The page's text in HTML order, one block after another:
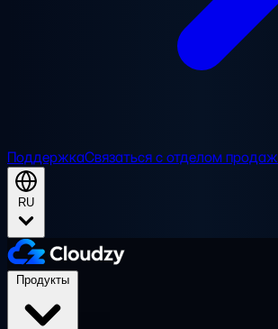
ПоддержкаСвязаться с отделом продаж
RU